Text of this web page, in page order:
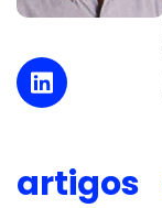
artigos